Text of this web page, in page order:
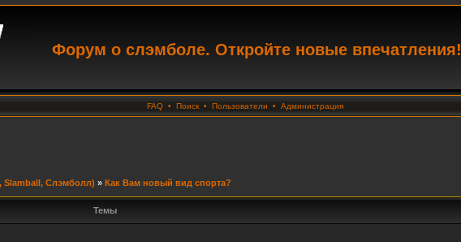
Форум о слэмболе. Откройте новые впечатления!
FAQ• Поиск• Пользователи • Администрация
Слэмболл) » Как Вам новый вид спорта?
Темы